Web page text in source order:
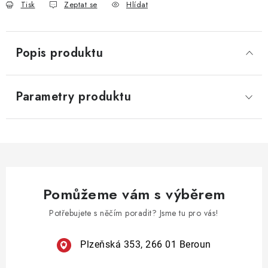
Tisk Zeptat se Hlídat
Popis produktu
Parametry produktu
Pomůžeme vám s výběrem
Potřebujete s něčím poradit? Jsme tu pro vás!
Plzeňská 353, 266 01 Beroun